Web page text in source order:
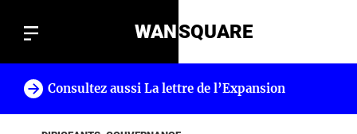
WANSQUARE
Consultez aussi La lettre de l’Expansion